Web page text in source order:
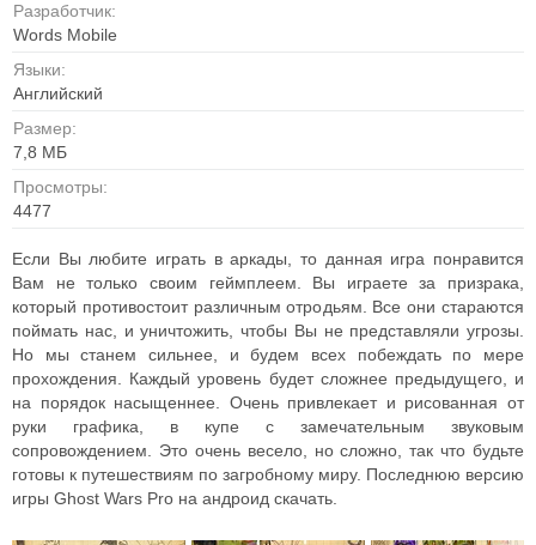
Разработчик:
Words Mobile
Языки:
Английский
Размер:
7,8 MБ
Просмотры:
4477
Если Вы любите играть в аркады, то данная игра понравится
Вам не только своим геймплеем. Вы играете за призрака,
который противостоит различным отродьям. Все они стараются
поймать нас, и уничтожить, чтобы Вы не представляли угрозы.
Но мы станем сильнее, и будем всех побеждать по мере
прохождения. Каждый уровень будет сложнее предыдущего, и
на порядок насыщеннее. Очень привлекает и рисованная от
руки графика, в купе с замечательным звуковым
сопровождением. Это очень весело, но сложно, так что будьте
готовы к путешествиям по загробному миру. Последнюю версию
игры Ghost Wars Pro на андроид скачать.